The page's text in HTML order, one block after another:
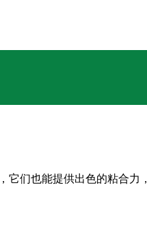
它们也能提供出色的粘合力